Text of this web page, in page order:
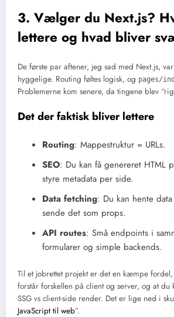
3. Vælger du Next.js?
lettere og hvad bliver
De første par aftener, jeg sad med Next.js,
hyggelige. Routing føltes logisk, og pages/
Problemerne kom senere, da tingene blev
Det der faktisk bliver lettere
Routing: Mappestruktur = URLs.
SEO: Du kan få genereret HTML
styre metadata per side.
Data fetching: Du kan hente
sende det som props.
API routes: Små endpoints i
formularer og simple backends.
Til et jobrettet projekt er det en kæmpe
forstår forskellen på client og server, og at du
SSG vs client-side render. Det er lige ned i
JavaScript til web”.